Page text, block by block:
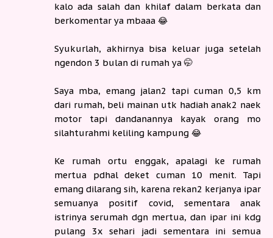
kalo ada salah dan khilaf dalam berkata dan
berkomentar ya mbaaa 😂
Syukurlah, akhirnya bisa keluar juga setelah
ngendon 3 bulan di rumah ya 🤭
Saya mba, emang jalan2 tapi cuman 0,5 km
dari rumah, beli mainan utk hadiah anak2 naek
motor tapi dandanannya kayak orang mo
silahturahmi keliling kampung 😂
Ke rumah ortu enggak, apalagi ke rumah
mertua pdhal deket cuman 10 menit. Tapi
emang dilarang sih, karena rekan2 kerjanya ipar
semuanya positif covid, sementara anak
istrinya serumah dgn mertua, dan ipar ini kdg
pulang 3x sehari jadi sementara ini semua